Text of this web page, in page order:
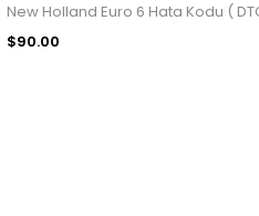
New Holland Euro 6 Hata Kodu (
$90.00